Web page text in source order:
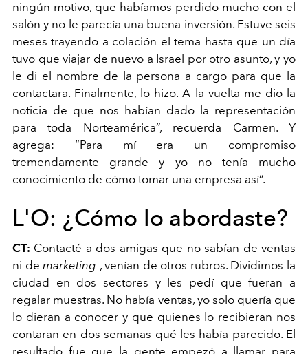
ningún motivo, que habíamos perdido mucho con el
salón y no le parecía una buena inversión. Estuve seis
meses trayendo a colación el tema hasta que un día
tuvo que viajar de nuevo a Israel por otro asunto, y yo
le di el nombre de la persona a cargo para que la
contactara. Finalmente, lo hizo. A la vuelta me dio la
noticia de que nos habían dado la representación
para toda Norteamérica”, recuerda Carmen. Y
agrega: “Para mí era un compromiso
tremendamente grande y yo no tenía mucho
conocimiento de cómo tomar una empresa así”.
L'O: ¿Cómo lo abordaste?
CT: Contacté a dos amigas que no sabían de ventas
ni demarketing , venían de otros rubros. Dividimos la
ciudad en dos sectores y les pedí que fueran a
regalar muestras. No había ventas, yo solo quería que
lo dieran a conocer y que quienes lo recibieran nos
contaran en dos semanas qué les había parecido. El